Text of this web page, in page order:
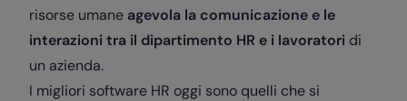
risorse umane agevola la comunicazione e le
interazioni tra il dipartimento HR e i lavoratori di
un azienda.
I migliori software HR oggi sono quelli che si